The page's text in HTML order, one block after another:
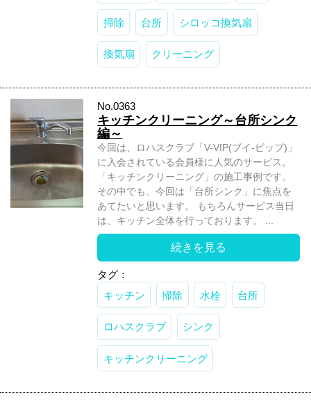
掃除 台所 シロッコ換気扇
換気扇 クリーニング
No.0363
キッチンクリーニング～台所シンク
編～
今回は、ロハスクラブ「V-VIP(ブイ-ビップ)」
に入会されている会員様に人気のサービス。
「キッチンクリーニング」の施工事例です。
その中でも、今回は「台所シンク」に焦点を
あてたいと思います。 もちろんサービス当日
は、キッチン全体を行っております。 ...
続きを見る
タグ：
キッチン
掃除 水栓 台所
ロハスクラブ シンク
キッチンクリーニング